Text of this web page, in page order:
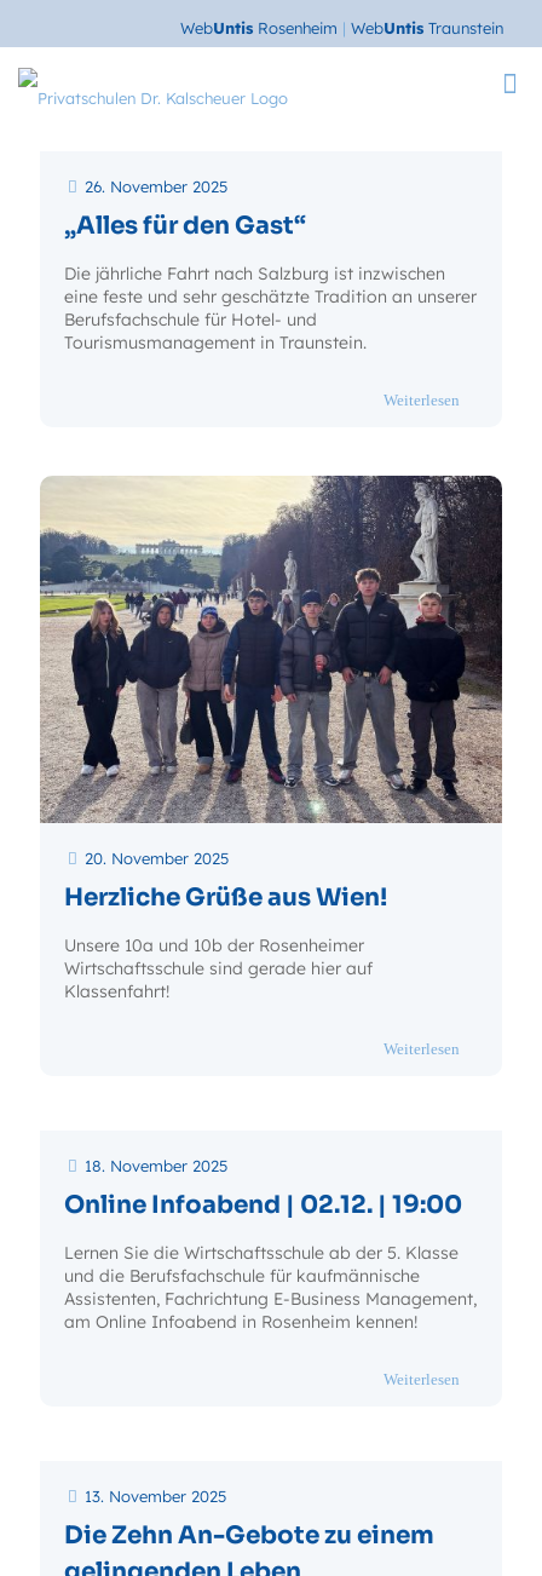
WebUntis Rosenheim | WebUntis Traunstein
26. November 2025
„Alles für den Gast“
Die jährliche Fahrt nach Salzburg ist inzwischen
eine feste und sehr geschätzte Tradition an unserer
Berufsfachschule für Hotel- und
Tourismusmanagement in Traunstein.
Weiterlesen
20. November 2025
Herzliche Grüße aus Wien!
Unsere 10a und 10b der Rosenheimer
Wirtschaftsschule sind gerade hier auf
Klassenfahrt!
Weiterlesen
18. November 2025
Online Infoabend | 02.12. | 19:00
Lernen Sie die Wirtschaftsschule ab der 5. Klasse
und die Berufsfachschule für kaufmännische
Assistenten, Fachrichtung E-Business Management,
am Online Infoabend in Rosenheim kennen!
Weiterlesen
13. November 2025
Die Zehn An-Gebote zu einem